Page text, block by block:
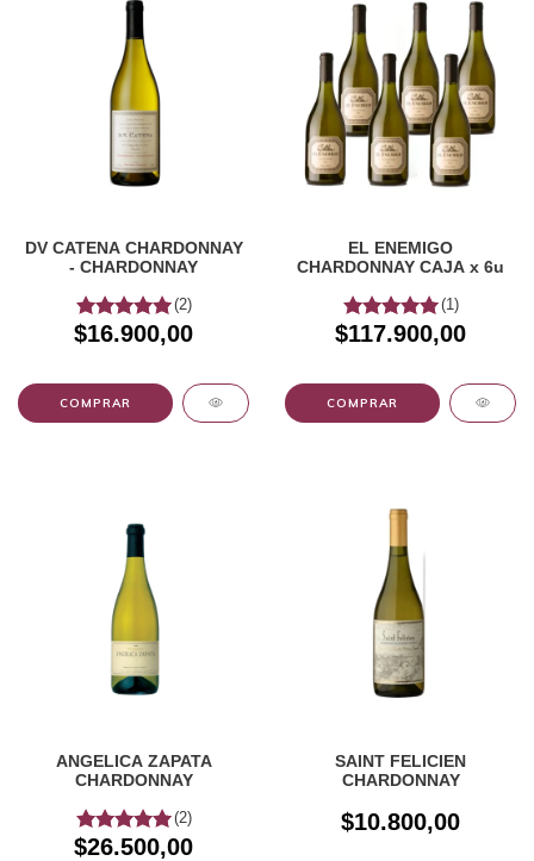
DV CATENA CHARDONNAY
- CHARDONNAY
(2)
$16.900,00
EL ENEMIGO
CHARDONNAY CAJA x 6u
(1)
$117.900,00
ANGELICA ZAPATA
CHARDONNAY
(2)
$26.500,00
SAINT FELICIEN
CHARDONNAY
$10.800,00